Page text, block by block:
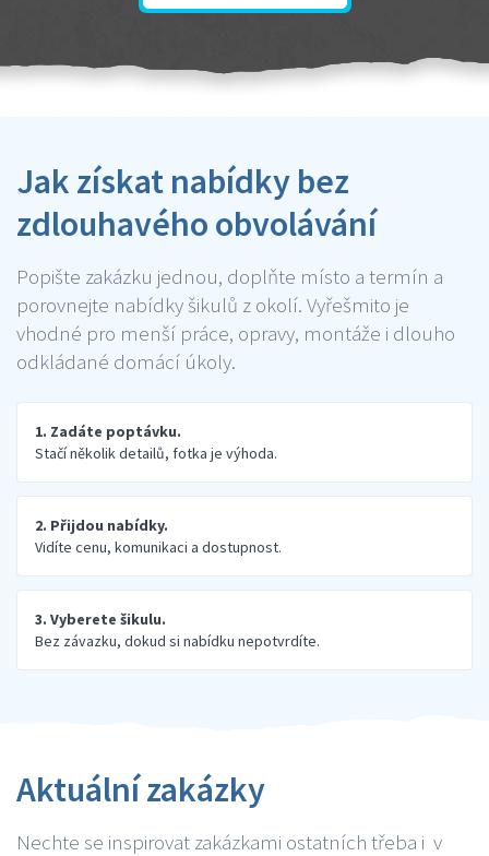
Jak získat nabídky bez
zdlouhavého obvolávání
Popište zakázku jednou, doplňte místo a termín a
porovnejte nabídky šikulů z okolí. Vyřešmito je
vhodné pro menší práce, opravy, montáže i dlouho
odkládané domácí úkoly.
1. Zadáte poptávku.
Stačí několik detailů, fotka je výhoda.
2. Přijdou nabídky.
Vidíte cenu, komunikaci a dostupnost.
3. Vyberete šikulu.
Bez závazku, dokud si nabídku nepotvrdíte.
Aktuální zakázky
Nechte se inspirovat zakázkami ostatních třeba i v